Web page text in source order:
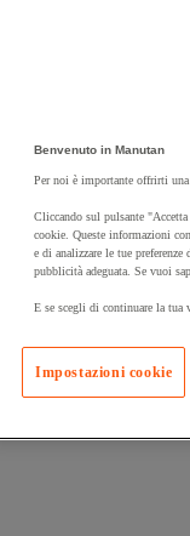
al tuo carrello
Benvenuto in Manutan
Per noi è importante offrirti
Cliccando sul pulsante
cookie. Queste informazioni
e di analizzare le tue
pubblicità adeguata. Se vuoi
E se scegli di continuare la tua
Impostazioni cookie